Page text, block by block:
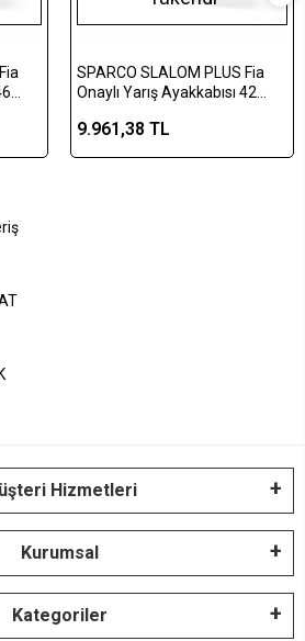
SPARCO SLALOM PLUS Fia
Onaylı Yarış Ayakkabısı 42
9.961,38 TL
Hizmetleri
Kurumsal
Kategoriler